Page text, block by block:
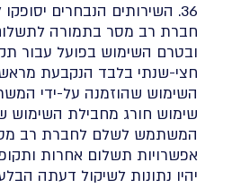
36. השירותים הנבחרים
חברת רב מסר בתמורה
ובטרם השימוש בפועל עבור
חצי-שנתי בלבד הנקבעת
השימוש שהוזמנה על-ידי
שימוש חורג מחבילת השימוש
המשתמש לשלם לחברת רב
אפשרויות תשלום אחרות
יהיו נתונות לשיקול דעתה